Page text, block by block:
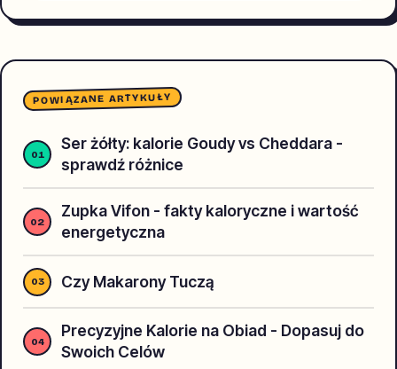
POWIĄZANE ARTYKUŁY
Ser żółty: kalorie Goudy vs Cheddara -
sprawdź różnice
Zupka Vifon - fakty kaloryczne i wartość
energetyczna
Czy Makarony Tuczą
Precyzyjne Kalorie na Obiad - Dopasuj do
Swoich Celów